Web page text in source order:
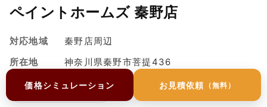
価格シミュレーション お見積依頼 （無料）
ペイントホームズ 秦野店
対応地域
秦野店周辺
所在地
神奈川県秦野市菩提436
050-5536-0280